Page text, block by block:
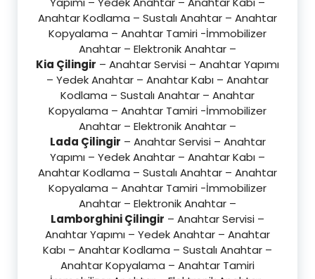
Anahtar Kodlama – Sustalı Anahtar – Anahtar
Kopyalama – Anahtar Tamiri -İmmobilizer
Anahtar – Elektronik Anahtar –
Kia Çilingir – Anahtar Servisi – Anahtar Yapımı
– Yedek Anahtar – Anahtar Kabı – Anahtar
Kodlama – Sustalı Anahtar – Anahtar
Kopyalama – Anahtar Tamiri -İmmobilizer
Anahtar – Elektronik Anahtar –
Lada Çilingir – Anahtar Servisi – Anahtar
Yapımı – Yedek Anahtar – Anahtar Kabı –
Anahtar Kodlama – Sustalı Anahtar – Anahtar
Kopyalama – Anahtar Tamiri -İmmobilizer
Anahtar – Elektronik Anahtar –
Lamborghini Çilingir – Anahtar Servisi –
Anahtar Yapımı – Yedek Anahtar – Anahtar
Kabı – Anahtar Kodlama – Sustalı Anahtar –
Anahtar Kopyalama – Anahtar Tamiri